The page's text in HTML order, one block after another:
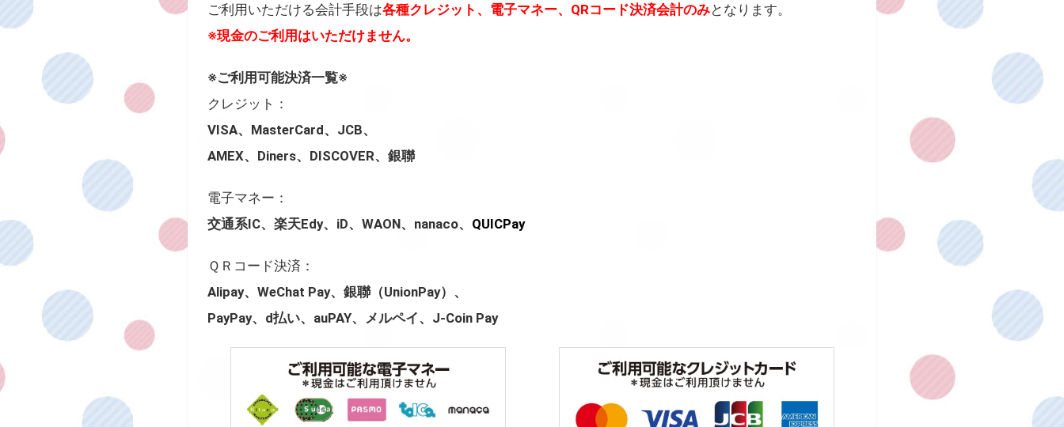
ご利用いただける会計手段は各種クレジット、電子マネー、QRコード決済会計のみとなります。
※現金のご利用はいただけません。
※ご利用可能決済一覧※
クレジット：
VISA、MasterCard、JCB、
AMEX、Diners、DISCOVER、銀聯
電子マネー：
交通系IC、楽天Edy、iD、WAON、nanaco、 QUICPay
ＱＲコード決済：
Alipay、WeChat Pay、銀聯（UnionPay）、
PayPay、d払い、auPAY、メルペイ、J-Coin Pay